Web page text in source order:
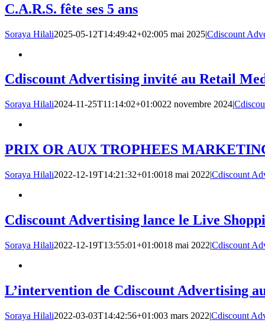
C.A.R.S. fête ses 5 ans
Soraya Hilali2025-05-12T14:49:42+02:005 mai 2025|Cdiscount
Cdiscount Advertising invité au Retail
Soraya Hilali2024-11-25T11:14:02+01:0022 novembre 2024|
PRIX OR AUX TROPHEES
Soraya Hilali2022-12-19T14:21:32+01:0018 mai 2022|Cdiscount
Cdiscount Advertising lance le Live
Soraya Hilali2022-12-19T13:55:01+01:0018 mai 2022|Cdiscount
L’intervention de Cdiscount Advertising
Soraya Hilali2022-03-03T14:42:56+01:003 mars 2022|Cdiscount